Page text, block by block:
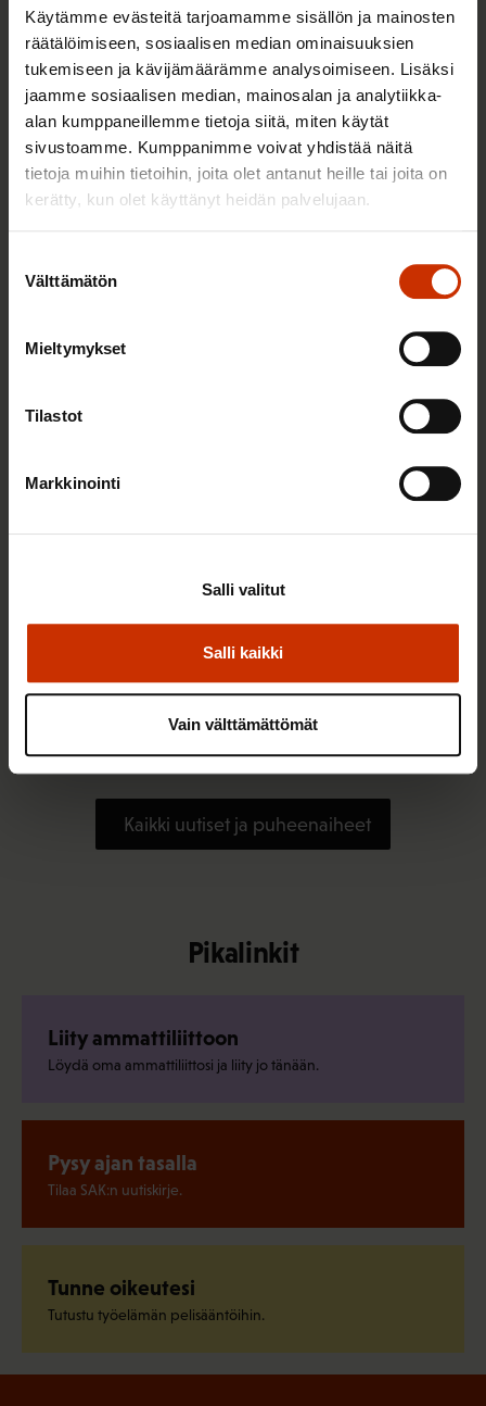
Käytämme evästeitä tarjoamamme sisällön ja mainosten
räätälöimiseen, sosiaalisen median ominaisuuksien
tukemiseen ja kävijämäärämme analysoimiseen. Lisäksi
jaamme sosiaalisen median, mainosalan ja analytiikka-
alan kumppaneillemme tietoja siitä, miten käytät
sivustoamme. Kumppanimme voivat yhdistää näitä
tietoja muihin tietoihin, joita olet antanut heille tai joita on
kerätty, kun olet käyttänyt heidän palvelujaan.
valinta
Välttämätön
Mieltymykset
Tilastot
Markkinointi
Salli kaikki
Salli valitut
Vain välttämättömät
4.8.2026 16:55
3.8.2026 10:05
Elisa Väänänen on valittu SAK:n
työsuhdeneuvonnan asiantuntijaksi
Kaikki uutiset ja puheenaiheet
Pikalinkit
Liity ammattiliittoon
Löydä oma ammattiliittosi ja liity jo tänään.
Pysy ajan tasalla
Tilaa SAK:n uutiskirje.
Tunne oikeutesi
Tutustu työelämän pelisääntöihin.